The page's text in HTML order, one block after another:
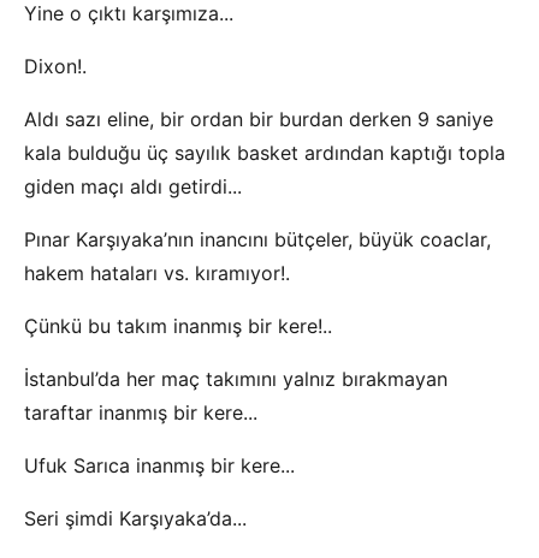
Yine o çıktı karşımıza...
Dixon!.
Aldı sazı eline, bir ordan bir burdan derken 9 saniye
kala bulduğu üç sayılık basket ardından kaptığı topla
giden maçı aldı getirdi...
Pınar Karşıyaka’nın inancını bütçeler, büyük coaclar,
hakem hataları vs. kıramıyor!.
Çünkü bu takım inanmış bir kere!..
İstanbul’da her maç takımını yalnız bırakmayan
taraftar inanmış bir kere...
Ufuk Sarıca inanmış bir kere...
Seri şimdi Karşıyaka’da...